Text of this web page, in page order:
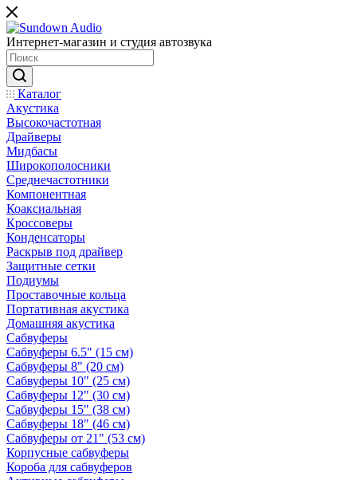
Интернет-магазин и студия автозвука
Каталог
Акустика
Высокочастотная
Драйверы
Мидбасы
Широкополосники
Среднечастотники
Компонентная
Коаксиальная
Кроссоверы
Конденсаторы
Раскрыв под драйвер
Защитные сетки
Подиумы
Проставочные кольца
Портативная акустика
Домашняя акустика
Сабвуферы
Сабвуферы 6.5" (15 см)
Сабвуферы 8" (20 см)
Сабвуферы 10" (25 см)
Сабвуферы 12" (30 см)
Сабвуферы 15" (38 см)
Сабвуферы 18" (46 см)
Сабвуферы от 21" (53 см)
Корпусные сабвуферы
Короба для сабвуферов